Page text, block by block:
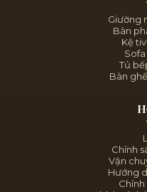
Giường
Bàn
Kệ
Tủ
Bàn
Chính
Vận
Hướng